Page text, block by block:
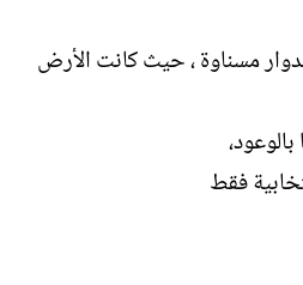
مسناوة ، حيث كانت الأرض
فقط